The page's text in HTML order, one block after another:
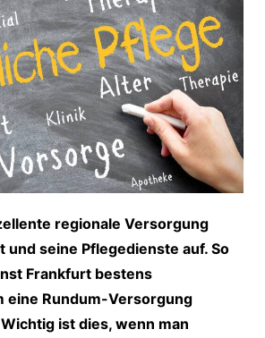
regionale Versorgung
und seine Pflegedienste auf. So
Frankfurt bestens
eine Rundum-Versorgung
ist dies, wenn man